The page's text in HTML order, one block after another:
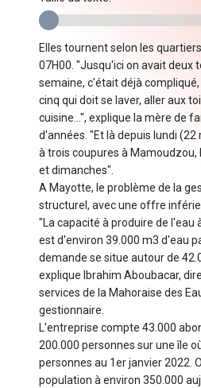
Elles tournent selon les
07H00. "Jusqu'ici on avait deux
semaine, c'était déjà
cinq qui doit se laver, aller aux
cuisine...", explique la mère de
d'années. "Et là depuis lundi (22
à trois coupures à Mamoudzou,
et dimanches".
A Mayotte, le problème de la
structurel, avec une offre
"La capacité à produire de l'eau
est d'environ 39.000 m3 d'eau
demande se situe autour de
explique Ibrahim Aboubacar,
services de la Mahoraise des
gestionnaire.
L'entreprise compte 43.000
200.000 personnes sur une île
personnes au 1er janvier 2022.
population à environ 350.000